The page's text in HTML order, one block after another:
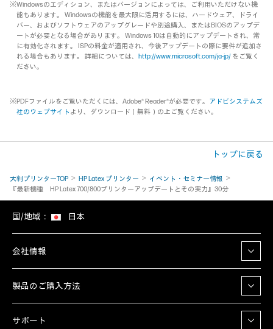
※Windowsのエディション、またはバージョンによっては、ご利用いただけない機
能もあります。 Windowsの機能を最大限に活用するには、ハードウェア、ドライ
バー、およびソフトウェアのアップグレードや別途購入、またはBIOSのアップデ
ートが必要となる場合があります。 Windows 10は自動的にアップデートされ、常
に有効化されます。 ISPの料金が適用され、今後アップデートの際に要件が追加さ
れる場合もあります。 詳細については、 http://www.microsoft.com/ja-jp/ をご覧く
ださい。
※PDFファイルをご覧いただくには、Adobe® Reader®が必要です。 アドビシステムズ
社のウェブサイト より、ダウンロード（無料）の上ご覧ください。
トップに戻る
大判プリンターTOP HP Latex プリンター
イベント・セミナー情報
『最新機種 HP Latex 700/800プリンターアップデートとその実力』30分
国/地域： 日本
会社情報
製品のご購入方法
サポート